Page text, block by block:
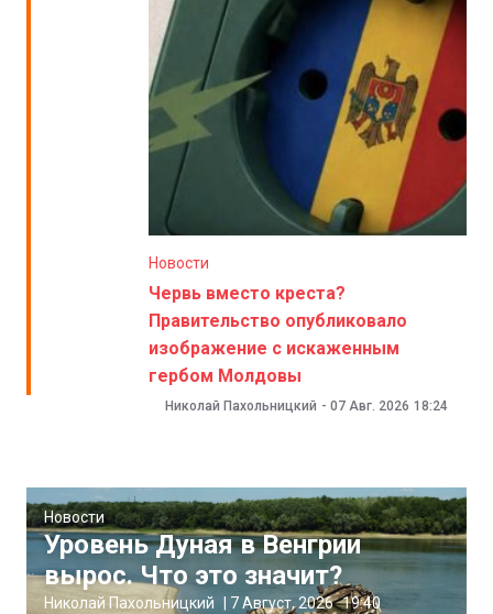
Новости
Червь вместо креста?
Правительство опубликовало
изображение с искаженным
гербом Молдовы
Николай Пахольницкий - 07 Авг. 2026 18:24
Новости
Уровень Дуная в Венгрии
вырос. Что это значит?
Николай Пахольницкий 7 Август, 2026 19:40